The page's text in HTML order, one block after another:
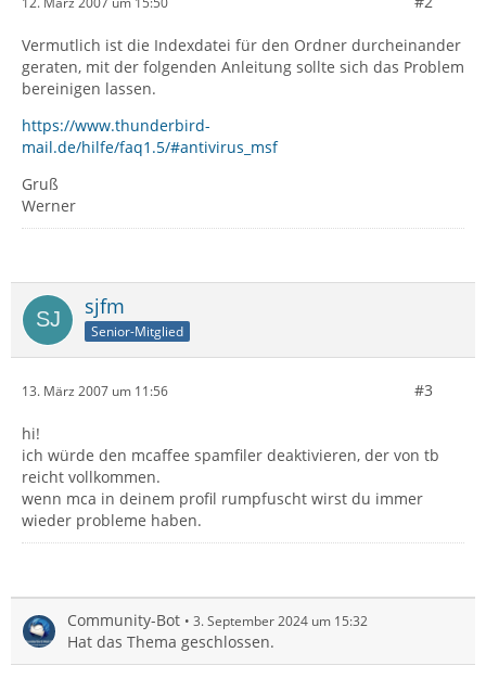
Vermutlich ist die Indexdatei für den Ordner durcheinander
geraten, mit der folgenden Anleitung sollte sich das Problem
bereinigen lassen.
https://www.thunderbird-
mail.de/hilfe/faq1.5/#antivirus_msf
Gruß
Werner
sjfm
Senior-Mitglied
13. März 2007 um 11:56 #3
hi!
ich würde den mcaffee spamfiler deaktivieren, der von tb
reicht vollkommen.
wenn mca in deinem profil rumpfuscht wirst du immer
wieder probleme haben.
Community-Bot 3. September 2024 um 15:32
Hat das Thema geschlossen.